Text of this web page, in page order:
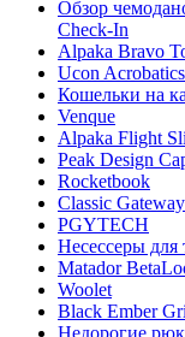
Обзор
Check-In
Alpaka Bravo
Ucon
Кошельки на
Venque
Alpaka Flight
Peak Design
Rocketbook
Classic
PGYTECH
Несессеры для
Matador
Woolet
Black Ember